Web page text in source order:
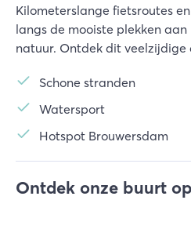
Kilometerslange fietsroutes
langs de mooiste plekken
natuur. Ontdek dit veelzijdige
Schone stranden
Watersport
Hotspot Brouwersdam
Ontdek onze buurt